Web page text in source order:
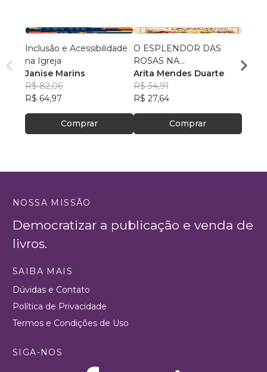
Inclusão e Acessibilidade
na Igreja
Janise Marins
R$ 82,06
R$ 64,97
Comprar
O ESPLENDOR DAS
ROSAS NA
ALFABETIZAÇÃO
Arita Mendes Duarte
R$ 34,91
R$ 27,64
Comprar
DO
Ana
NOSSA MISSÃO
Democratizar a publicação e venda de
livros.
SAIBA MAIS
Dúvidas e Contato
Política de Privacidade
Termos e Condições de Uso
SIGA-NOS